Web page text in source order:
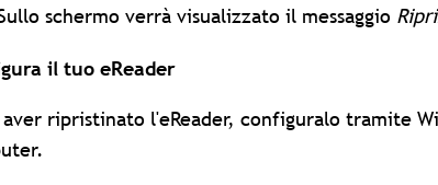
schermo verrà visualizzato il messaggio
il tuo eReader
aver ripristinato l'eReader, configuralo tramite